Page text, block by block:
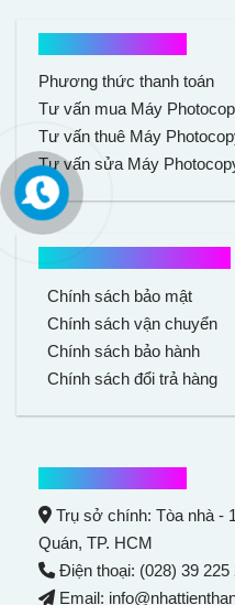
Phương thức thanh toán
Tư vấn mua Máy
Tư vấn thuê Máy
Tư vấn sửa Máy
Chính sách bảo mật
Chính sách vận chuyển
Chính sách bảo hành
Chính sách đổi trả hàng
Trụ sở chính: Tòa nhà -
Quán, TP. HCM
Điện thoại: (028) 39 225
Email: